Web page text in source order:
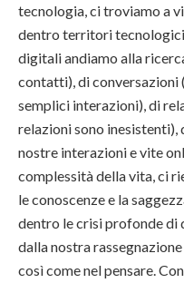
tecnologia, ci troviamo a
dentro territori
digitali andiamo alla
contatti), di conversazioni
semplici interazioni), di
relazioni sono inesistenti),
nostre interazioni e vite
complessità della vita, ci
le conoscenze e la
dentro le crisi profonde di
dalla nostra
così come nel pensare.